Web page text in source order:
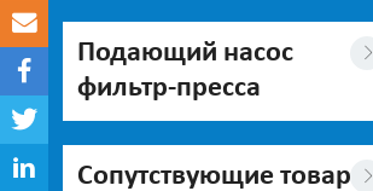
Подающий насос
фильтр-пресса
Сопутствующие товары